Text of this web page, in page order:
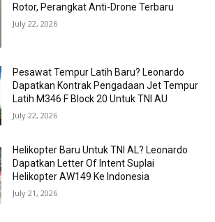
Rotor, Perangkat Anti-Drone Terbaru
July 22, 2026
Pesawat Tempur Latih Baru? Leonardo
Dapatkan Kontrak Pengadaan Jet Tempur
Latih M346 F Block 20 Untuk TNI AU
July 22, 2026
Helikopter Baru Untuk TNI AL? Leonardo
Dapatkan Letter Of Intent Suplai
Helikopter AW149 Ke Indonesia
July 21, 2026